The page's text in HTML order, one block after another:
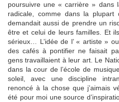
poursuivre une « carrière » dans
radicale, comme dans la
demandait aussi de prendre un
être et celui de leurs familles. Et
sérieux… L’idée de l’ « artiste »
des cafés à pontifier ne faisait
gens travaillaient à leur art. Le
dans la cour de l’école de
soleil, avec une discipline
renoncé à la chose que j’aimais
été pour moi une source